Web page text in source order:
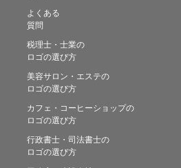
よくある
質問
税理士・士業の
ロゴの選び方
美容サロン・エステの
ロゴの選び方
カフェ・コーヒーショップの
ロゴの選び方
行政書士・司法書士の
ロゴの選び方